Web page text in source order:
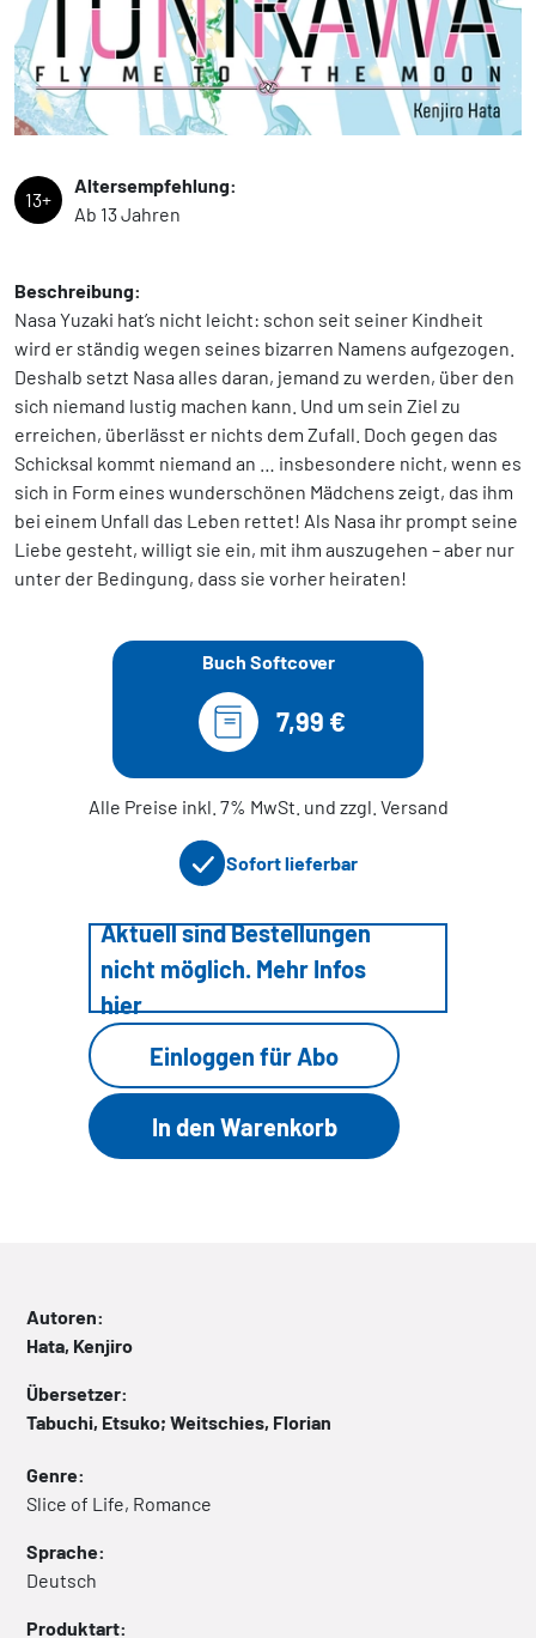
13+
Altersempfehlung:
Ab 13 Jahren
Beschreibung:
Nasa Yuzaki hat’s nicht leicht: schon seit seiner Kindheit
wird er ständig wegen seines bizarren Namens aufgezogen.
Deshalb setzt Nasa alles daran, jemand zu werden, über den
sich niemand lustig machen kann. Und um sein Ziel zu
erreichen, überlässt er nichts dem Zufall. Doch gegen das
Schicksal kommt niemand an … insbesondere nicht, wenn es
sich in Form eines wunderschönen Mädchens zeigt, das ihm
bei einem Unfall das Leben rettet! Als Nasa ihr prompt seine
Liebe gesteht, willigt sie ein, mit ihm auszugehen – aber nur
unter der Bedingung, dass sie vorher heiraten!
Buch Softcover
7,99 €
Alle Preise inkl. 7% MwSt. und zzgl. Versand
Sofort lieferbar
Aktuell sind Bestellungen
nicht möglich. Mehr Infos
hier
Einloggen für Abo
Autoren:
Hata, Kenjiro
Übersetzer:
Tabuchi, Etsuko; Weitschies, Florian
Genre:
Slice of Life, Romance
Sprache:
Deutsch
Produktart: